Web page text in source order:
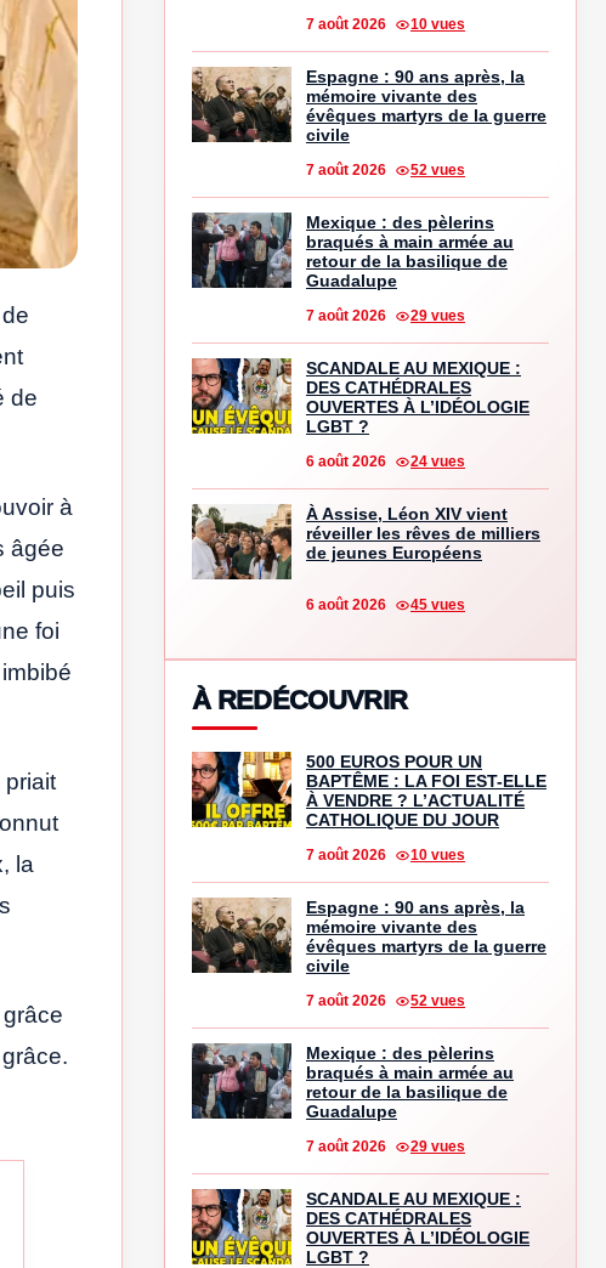
de
à
âgée
puis
foi
priait
la
7 août 2026 10 vues
Espagne : 90 ans après, la
mémoire vivante des
évêques martyrs de la guerre
civile
7 août 2026 52 vues
Mexique : des pèlerins
braqués à main armée au
retour de la basilique de
Guadalupe
7 août 2026 29 vues
SCANDALE AU MEXIQUE :
DES CATHÉDRALES
OUVERTES À L’IDÉOLOGIE
LGBT ?
6 août 2026 24 vues
À Assise, Léon XIV vient
réveiller les rêves de milliers
de jeunes Européens
6 août 2026 45 vues
À REDÉCOUVRIR
500 EUROS POUR UN
BAPTÊME : LA FOI EST-ELLE
À VENDRE ? L’ACTUALITÉ
CATHOLIQUE DU JOUR
7 août 2026 10 vues
Espagne : 90 ans après, la
mémoire vivante des
évêques martyrs de la guerre
civile
7 août 2026 52 vues
Mexique : des pèlerins
braqués à main armée au
retour de la basilique de
Guadalupe
7 août 2026 29 vues
SCANDALE AU MEXIQUE :
DES CATHÉDRALES
OUVERTES À L’IDÉOLOGIE
LGBT ?